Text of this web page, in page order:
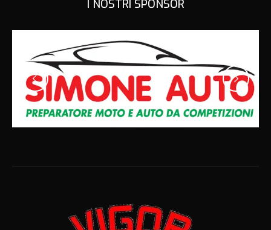
I NOSTRI SPONSOR